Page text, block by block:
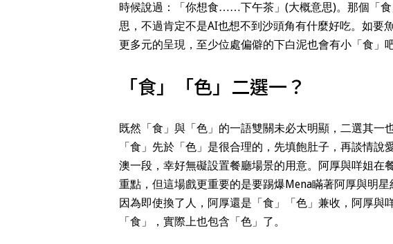
時候說過：「你想食……下午茶」(大概意思)。那個「
思，不過肯定不是AI也想不到沙頭角有什麼好吃。如要
更多元的呈現，至少位處偏僻的下白泥也會有小「食」吧
「食」「色」二選一？
既然「食」與「色」的一語雙關未必太明顯，二選其一
「食」先於「色」是很合理的，先填飽肚子，再談情
澳一段，幸好無礙設置餐廳場景的用意。阿厚與咩姐在
重點，但這場戲更重要的是要踢爆Mena瞞著阿厚與明
因為即使換了人，阿厚還是「食」「色」兼收，阿厚與
「食」，實際上也包含「色」了。